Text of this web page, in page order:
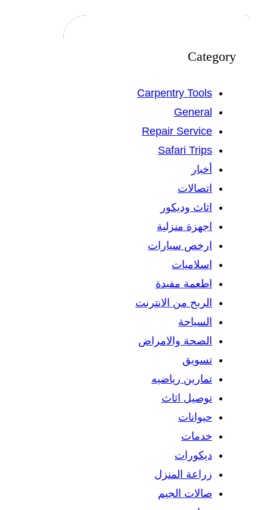
Category
Carpentry Tools
General
Repair Service
Safari Trips
أخبار
اتصالات
اثاث وديكور
اجهزة منزلية
ارخص سيارات
اسلاميات
اطعمة مفيدة
الربح من الانترنت
السياحة
الصحة والامراض
تسويق
تمارين رياضيه
توصيل اثاث
حيوانات
خدمات
ديكورات
زراعة المنزل
صالات الجيم